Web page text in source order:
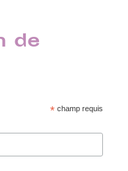
de
* champ requis